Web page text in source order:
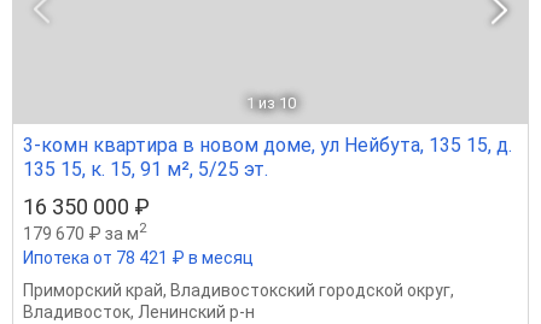
1 из 10
3-комн квартира в новом доме, ул Нейбута, 135 15, д.
135 15, к. 15, 91 м², 5/25 эт.
16 350 000 ₽
179 670 ₽ за м2
Ипотека от 78 421 ₽ в месяц
Приморский край, Владивостокский городской округ,
Владивосток, Ленинский р-н